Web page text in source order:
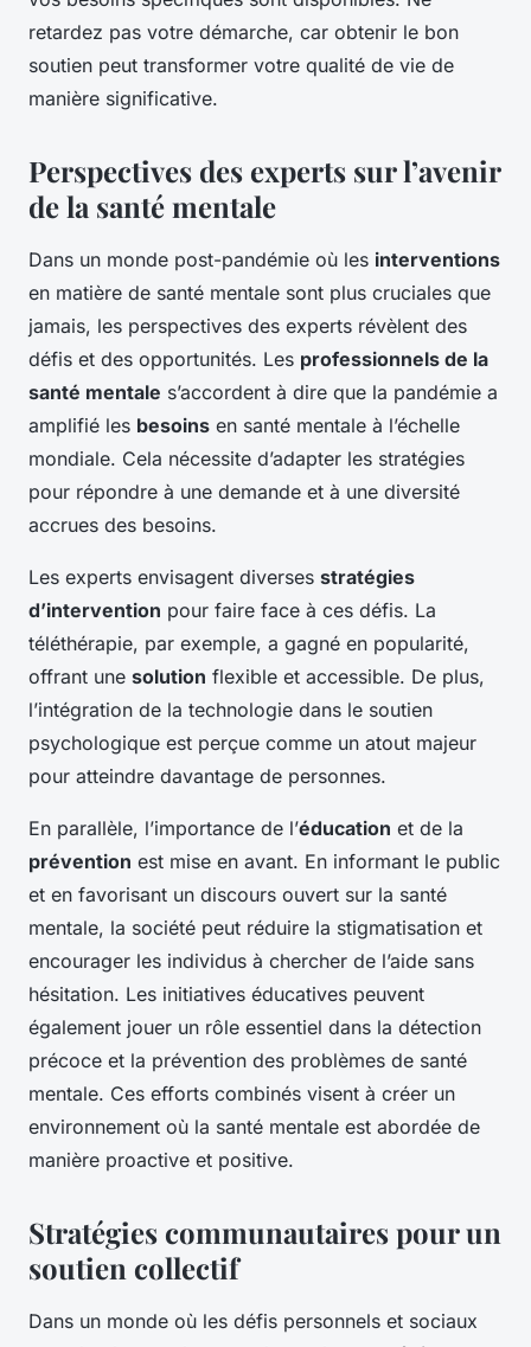
retardez pas votre démarche, car obtenir le bon
soutien peut transformer votre qualité de vie de
manière significative.
Perspectives des experts sur l’avenir
de la santé mentale
Dans un monde post-pandémie où les interventions
en matière de santé mentale sont plus cruciales que
jamais, les perspectives des experts révèlent des
défis et des opportunités. Les professionnels de la
santé mentale s’accordent à dire que la pandémie a
amplifié les besoins en santé mentale à l’échelle
mondiale. Cela nécessite d’adapter les stratégies
pour répondre à une demande et à une diversité
accrues des besoins.
Les experts envisagent diverses stratégies
d’intervention pour faire face à ces défis. La
téléthérapie, par exemple, a gagné en popularité,
offrant une solution flexible et accessible. De plus,
l’intégration de la technologie dans le soutien
psychologique est perçue comme un atout majeur
pour atteindre davantage de personnes.
En parallèle, l’importance de l’éducation et de la
prévention est mise en avant. En informant le public
et en favorisant un discours ouvert sur la santé
mentale, la société peut réduire la stigmatisation et
encourager les individus à chercher de l’aide sans
hésitation. Les initiatives éducatives peuvent
également jouer un rôle essentiel dans la détection
précoce et la prévention des problèmes de santé
mentale. Ces efforts combinés visent à créer un
environnement où la santé mentale est abordée de
manière proactive et positive.
Stratégies communautaires pour un
soutien collectif
Dans un monde où les défis personnels et sociaux